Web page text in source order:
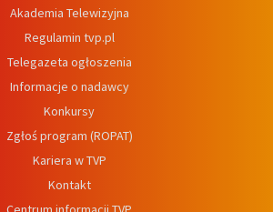
Akademia Telewizyjna
Regulamin tvp.pl
Telegazeta ogłoszenia
Informacje o nadawcy
Konkursy
Zgłoś program (ROPAT)
Kariera w TVP
Kontakt